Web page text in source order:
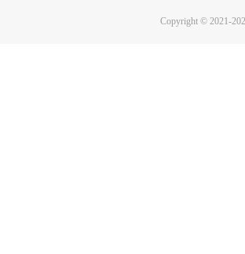
Copyright © 2021-